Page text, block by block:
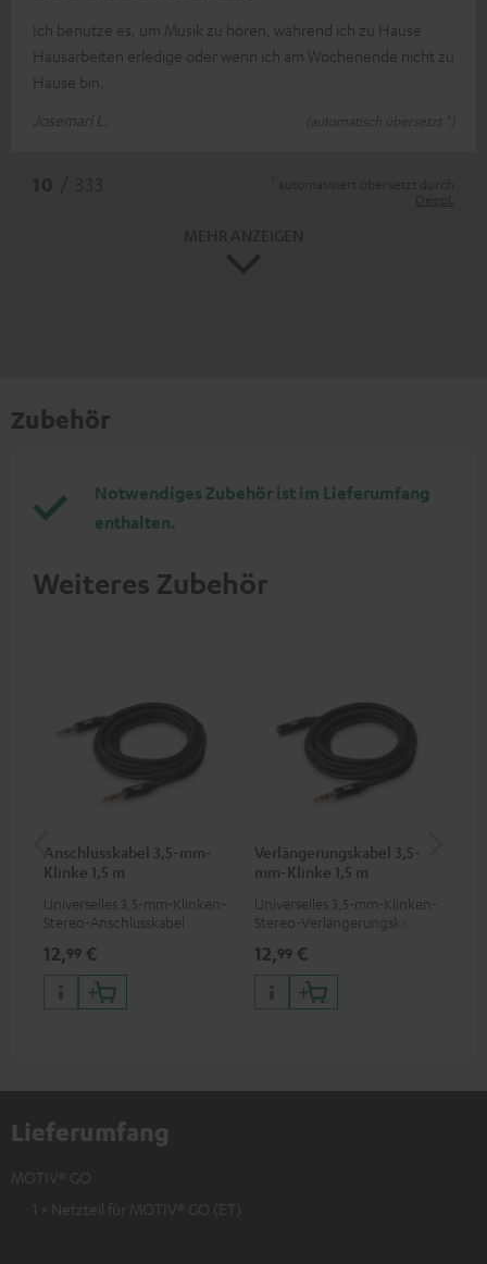
Ich benutze es, um Musik zu hören, während ich zu Hause
Hausarbeiten erledige oder wenn ich am Wochenende nicht zu
Hause bin.
Josemari L.
(automatisch übersetzt *)
Zubehör
Notwendiges Zubehör ist im Lieferumfang
enthalten.
Weiteres Zubehör
Anschlusskabel 3,5-mm-
Klinke 1,5 m
Universelles 3,5-mm-Klinken-
Stereo-Anschlusskabel
12,99 €
Verlängerungskabel 3,5-
mm-Klinke 1,5 m
Universelles 3,5-mm-Klinken-
Stereo-Verlängerungskabel
12,99 €
Lieferumfang
MOTIV® GO
1 × Netzteil für MOTIV® GO (ET)